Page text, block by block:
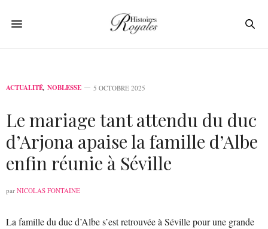
ACTUALITÉ, NOBLESSE 5 OCTOBRE 2025
Le mariage tant attendu du duc
d’Arjona apaise la famille d’Albe
enfin réunie à Séville
par NICOLAS FONTAINE
La famille du duc d’Albe s’est retrouvée à Séville pour une grande